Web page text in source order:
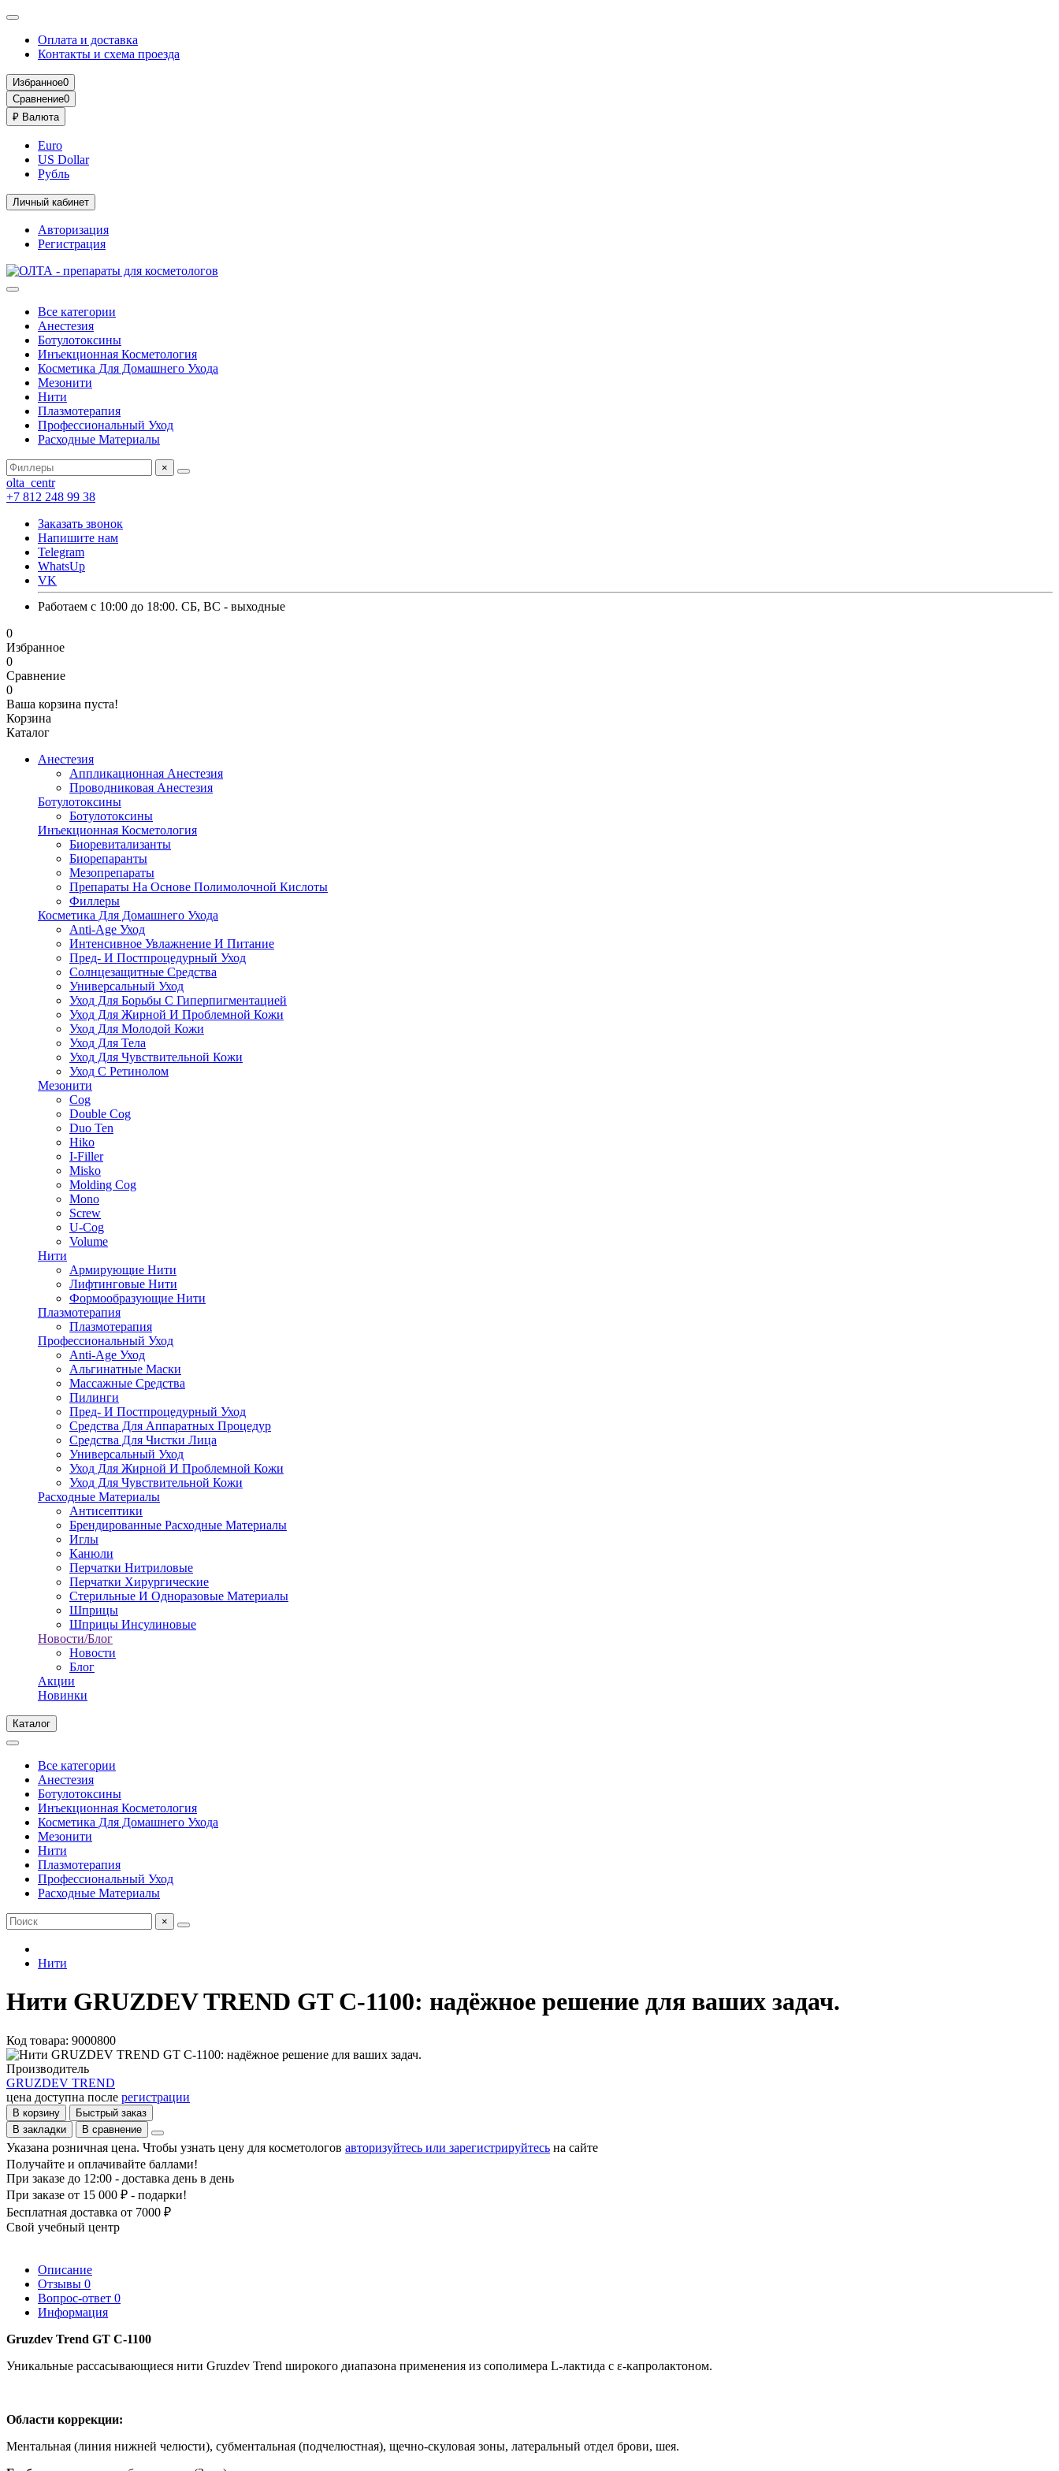
Оплата и доставка
Контакты и схема проезда
Избранное0
Сравнение0
₽ Валюта
Euro
US Dollar
Рубль
Личный кабинет
Авторизация
Регистрация
Все категории
Анестезия
Ботулотоксины
Инъекционная Косметология
Косметика Для Домашнего Ухода
Мезонити
Нити
Плазмотерапия
Профессиональный Уход
Расходные Материалы
×
olta_centr
+7 812 248 99 38
Заказать звонок
Напишите нам
Telegram
WhatsUp
VK
Работаем с 10:00 до 18:00. СБ, ВС - выходные
0
Избранное
0
Сравнение
0
Ваша корзина пуста!
Корзина
Каталог
Анестезия
Аппликационная Анестезия
Проводниковая Анестезия
Ботулотоксины
Ботулотоксины
Инъекционная Косметология
Биоревитализанты
Биорепаранты
Мезопрепараты
Препараты На Основе Полимолочной Кислоты
Филлеры
Косметика Для Домашнего Ухода
Anti-Age Уход
Интенсивное Увлажнение И Питание
Пред- И Постпроцедурный Уход
Солнцезащитные Средства
Универсальный Уход
Уход Для Борьбы С Гиперпигментацией
Уход Для Жирной И Проблемной Кожи
Уход Для Молодой Кожи
Уход Для Тела
Уход Для Чувствительной Кожи
Уход С Ретинолом
Мезонити
Cog
Double Cog
Duo Ten
Hiko
I-Filler
Misko
Molding Cog
Mono
Screw
U-Cog
Volume
Нити
Армирующие Нити
Лифтинговые Нити
Формообразующие Нити
Плазмотерапия
Плазмотерапия
Профессиональный Уход
Anti-Age Уход
Альгинатные Маски
Массажные Средства
Пилинги
Пред- И Постпроцедурный Уход
Средства Для Аппаратных Процедур
Средства Для Чистки Лица
Универсальный Уход
Уход Для Жирной И Проблемной Кожи
Уход Для Чувствительной Кожи
Расходные Материалы
Антисептики
Брендированные Расходные Материалы
Иглы
Канюли
Перчатки Нитриловые
Перчатки Хирургические
Стерильные И Одноразовые Материалы
Шприцы
Шприцы Инсулиновые
Новости/Блог
Новости
Блог
Акции
Новинки
Каталог
Все категории
Анестезия
Ботулотоксины
Инъекционная Косметология
Косметика Для Домашнего Ухода
Мезонити
Нити
Плазмотерапия
Профессиональный Уход
Расходные Материалы
×
Нити
Нити GRUZDEV TREND GT C-1100: надёжное решение для ваших задач.
Код товара: 9000800
Производитель
GRUZDEV TREND
цена доступна после регистрации
В корзину
Быстрый заказ
В закладки
В сравнение
Указана розничная цена. Чтобы узнать цену для косметологов авторизуйтесь или зарегистрируйтесь на сайте
Получайте и оплачивайте баллами!
При заказе до 12:00 - доставка день в день
При заказе от 15 000 ₽ - подарки!
Бесплатная доставка от 7000 ₽
Свой учебный центр
Описание
Отзывы 0
Вопрос-ответ 0
Информация
Gruzdev Trend GT C-1100
Уникальные рассасывающиеся нити Gruzdev Trend широкого диапазона применения из сополимера L-лактида с ε-капролактоном.
Области коррекции:
Ментальная (линия нижней челюсти), субментальная (подчелюстная), щечно-скуловая зоны, латеральный отдел брови, шея.